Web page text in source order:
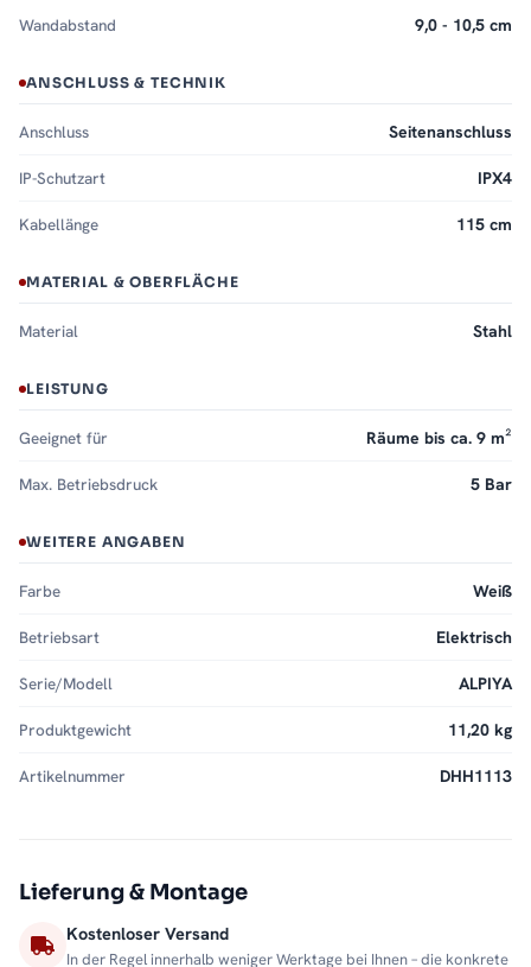
Wandabstand 9,0 - 10,5 cm
ANSCHLUSS & TECHNIK
Anschluss Seitenanschluss
IP-Schutzart IPX4
Kabellänge 115 cm
MATERIAL & OBERFLÄCHE
Material Stahl
LEISTUNG
Geeignet für Räume bis ca. 9 m²
Max. Betriebsdruck 5 Bar
WEITERE ANGABEN
Farbe Weiß
Betriebsart Elektrisch
Serie/Modell ALPIYA
Produktgewicht 11,20 kg
Artikelnummer DHH1113
Lieferung & Montage
Kostenloser Versand
In der Regel innerhalb weniger Werktage bei Ihnen – die konkrete